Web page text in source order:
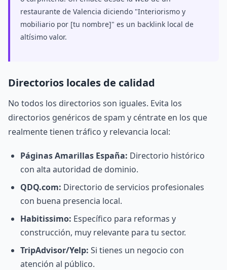
restaurante de Valencia diciendo "Interiorismo y
mobiliario por [tu nombre]" es un backlink local de
altísimo valor.
Directorios locales de calidad
No todos los directorios son iguales. Evita los
directorios genéricos de spam y céntrate en los que
realmente tienen tráfico y relevancia local:
Páginas Amarillas España: Directorio histórico
con alta autoridad de dominio.
QDQ.com: Directorio de servicios profesionales
con buena presencia local.
Habitissimo: Específico para reformas y
construcción, muy relevante para tu sector.
TripAdvisor/Yelp: Si tienes un negocio con
atención al público.